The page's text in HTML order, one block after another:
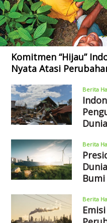
Komitmen “Hijau”
Nyata Atasi
Berita
Berita
Bumi
Berita